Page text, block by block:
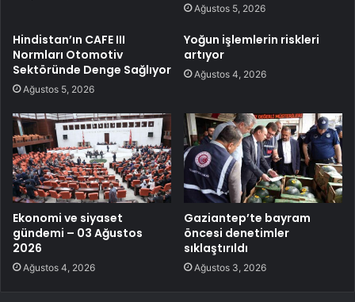
Ağustos 5, 2026
Hindistan’ın CAFE III
Normları Otomotiv
Sektöründe Denge Sağlıyor
Ağustos 5, 2026
Yoğun işlemlerin riskleri
artıyor
Ağustos 4, 2026
Ekonomi ve siyaset
gündemi – 03 Ağustos
2026
Ağustos 4, 2026
Gaziantep’te bayram
öncesi denetimler
sıklaştırıldı
Ağustos 3, 2026